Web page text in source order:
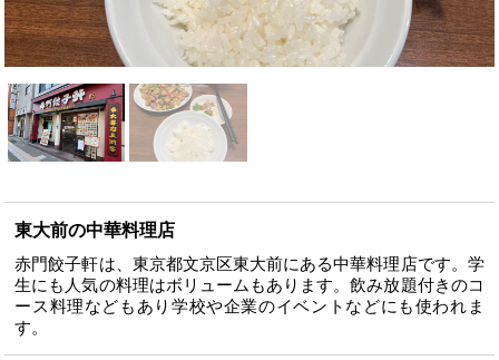
東大前の中華料理店
赤門餃子軒は、東京都文京区東大前にある中華料理店です。学
生にも人気の料理はボリュームもあります。飲み放題付きのコ
ース料理などもあり学校や企業のイベントなどにも使われま
す。